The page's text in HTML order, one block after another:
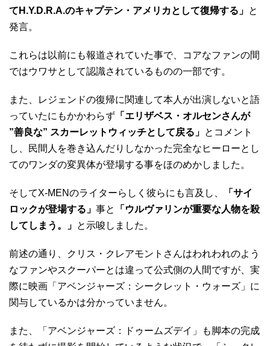
てH.Y.D.R.A.のキャプテン・アメリカとして復帰する」
と
発言。
これらは以前にも報道されていた事で、コアなファンの間
ではウワサとして認識されているものの一部です。
また、レジェンドの復帰に関連して本人が出演しないと語
っていたにもかかわらず 「エリザベス・オルセンさんが
”善良な” スカーレットウィッチとして戻る」
とコメント
し、民間人を巻き込んだりしなかった完全なヒーローとし
てのワンダの変異体が登場する事をほのめかしました。
そしてX-MENのライターらしく彼らにも言及し、
「サイ
ロックが登場する」 事と
「ウルヴァリンが重要な人物を殺
してしまう。」
と示唆しました。
前述の通り、クリス・クレアモントさんはわれわれのよう
なファンやスクーパーとは違って公式側の人間ですが、実
際に映画「アベンジャーズ：シークレット・ウォーズ」に
関与しているかは分かっていません。
また、「アベンジャーズ：ドゥームズデイ」も脚本の完成